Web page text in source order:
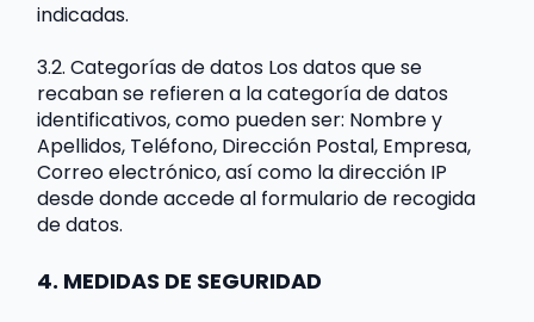
indicadas.
3.2. Categorías de datos Los datos que se
recaban se refieren a la categoría de datos
identificativos, como pueden ser: Nombre y
Apellidos, Teléfono, Dirección Postal, Empresa,
Correo electrónico, así como la dirección IP
desde donde accede al formulario de recogida
de datos.
4. MEDIDAS DE SEGURIDAD